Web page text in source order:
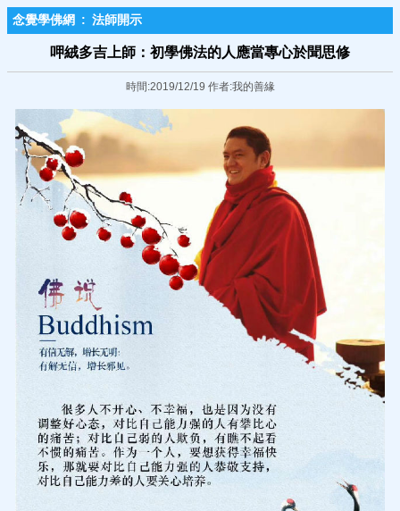
念覺學佛網 : 法師開示
呷絨多吉上師：初學佛法的人應當專心於聞思修
時間:2019/12/19 作者:我的善緣